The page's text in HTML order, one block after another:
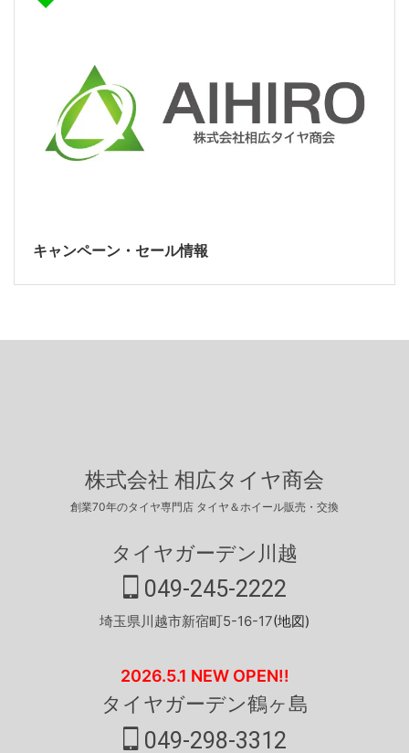
キャンペーン・セール情報
株式会社 相広タイヤ商会
創業70年のタイヤ専門店 タイヤ＆ホイール販売・交換
タイヤガーデン川越
049-245-2222
埼玉県川越市新宿町5-16-17(地図)
2026.5.1 NEW OPEN!!
タイヤガーデン鶴ヶ島
049-298-3312